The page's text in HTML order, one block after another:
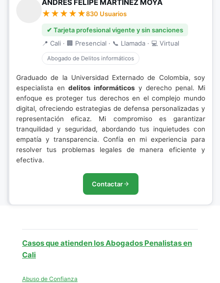
ANDRÉS FELIPE MARTÍNEZ MOYA
830 Usuarios
✔ Tarjeta profesional vigente y sin sanciones
📍 Cali · 🏢 Presencial · 📞 Llamada · 💻 Virtual
Abogado de Delitos informáticos
Graduado de la Universidad Externado de Colombia, soy
especialista en delitos informáticos y derecho penal. Mi
enfoque es proteger tus derechos en el complejo mundo
digital, ofreciendo estrategias de defensa personalizadas y
representación eficaz. Mi compromiso es garantizar
tranquilidad y seguridad, abordando tus inquietudes con
empatía y transparencia. Confía en mi experiencia para
resolver tus problemas legales de manera eficiente y
efectiva.
Contactar
Casos que atienden los Abogados Penalistas en
Cali
Abuso de Confianza